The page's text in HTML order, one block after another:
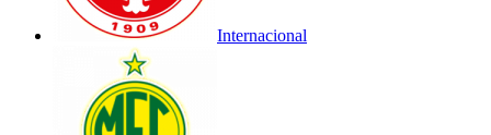
Internacional